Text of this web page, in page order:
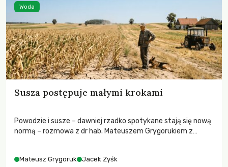
Susza postępuje małymi krokami
Powodzie i susze – dawniej rzadko spotykane stają się nową
normą – rozmowa z dr hab. Mateuszem Grygorukiem z
Mateusz Grygoruk Jacek Zyśk
Woda